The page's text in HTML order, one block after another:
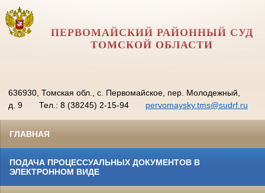
ПЕРВОМАЙСКИЙ РАЙОННЫЙ СУД
ТОМСКОЙ ОБЛАСТИ
636930, Томская обл., с. Первомайское, пер. Молодежный,
д. 9
Тел.: 8 (38245) 2-15-94 pervomaysky.tms@sudrf.ru
ГЛАВНАЯ
ПОДАЧА ПРОЦЕССУАЛЬНЫХ ДОКУМЕНТОВ В
ЭЛЕКТРОННОМ ВИДЕ